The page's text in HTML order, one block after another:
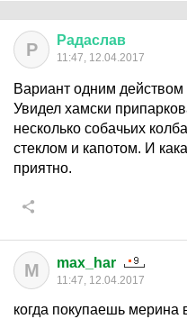
Р Радаслав
11:47, 12.04.2017
Вариант одним
Увидел хамски
несколько собачьих
стеклом и капотом. И
приятно.
M max_har
11:47, 12.04.2017
когда покупаешь мерина